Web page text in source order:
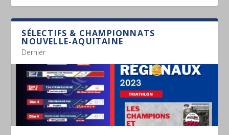
SÉLECTIFS & CHAMPIONNATS
NOUVELLE-AQUITAINE
Dernier